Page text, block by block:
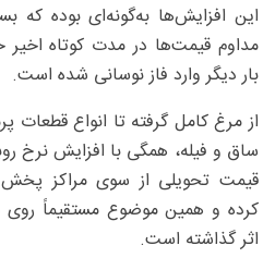
این افزایش‌ها به‌گونه‌ای بوده که
مداوم قیمت‌ها در مدت کوتاه اخیر
بار دیگر وارد فاز نوسانی شده است.
از مرغ کامل گرفته تا انواع قطعات
ساق و فیله، همگی با افزایش نرخ
قیمت تحویلی از سوی مراکز پخش
کرده و همین موضوع مستقیماً روی
اثر گذاشته است.